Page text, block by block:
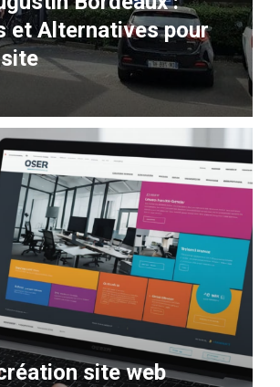
et Alternatives pour
site web